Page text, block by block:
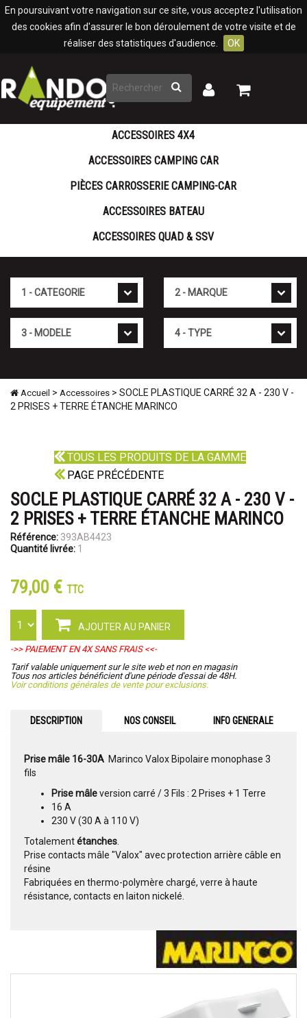
En poursuivant votre navigation sur ce site, vous acceptez l'utilisation
des cookies afin d'assurer le bon déroulement de votre visite et de
réaliser des statistiques d'audience.
OK
Rechercher
Mon
Mon
ACCESSOIRES 4X4
ACCESSOIRES CAMPING CAR
PIÈCES CARROSSERIE CAMPING-CAR
ACCESSOIRES BATEAU
ACCESSOIRES QUAD & SSV
Accueil > Accessoires > SOCLE PLASTIQUE CARRÉ 32 A - 230 V -
2 PRISES + TERRE ÉTANCHE MARINCO
TOUS LES PRODUITS DE LA GAMME
PAGE PRÉCÉDENTE
SOCLE PLASTIQUE CARRÉ 32 A - 230 V -
2 PRISES + TERRE ÉTANCHE MARINCO
Référence: 393AB4423
Quantité livrée: 1
79,00 € TTC
AJOUTER AU PANIER
->> PAIEMENT EN 4X SANS FRAIS <<-
Tarif valable uniquement sur le site web et non en magasin
Tous nos articles bénéficient d'une période d'essai de 48H.
Voir conditions générales de vente pour exclusions.
DESCRIPTION NOS CONSEIL INFO GENERALE
Prise mâle 16-30A Marinco Valox Bipolaire monophase 3
fils
Prise mâleversion carré / 3 Fils : 2 Prises + 1 Terre
16 A
230 V (30 A à 110 V)
Totalementétanches
Prise contacts mâle "Valox" avec protection arrière câble en
résine
Fabriquées en thermo-polymère chargé, verre à haute
résistance, contacts en laiton nickelé.
Panneau de gestion des cookies